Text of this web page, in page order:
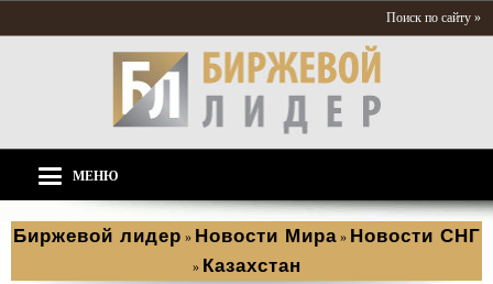
Поиск по сайту »
МЕНЮ
Биржевой лидер » Новости Мира » Новости СНГ
» Казахстан